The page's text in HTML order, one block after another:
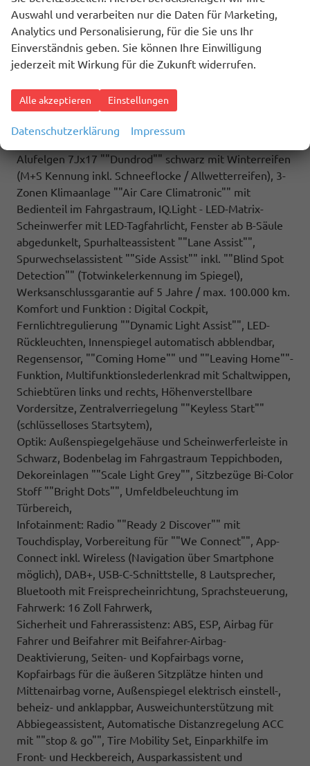
Multifunktionstisch/Mittelkonsole, Schiebefenster
sowie Zuziehhilfe in der Schiebetüre links und rechts,
(ZBR) 7 Sitzer: Sitzvariante 2-2-3 (Vis-a-Vis entgegen
der Fahrrichtung) inkl. 4 Armlehnen.
an Fahrzeugseite, Fahrzeugheck und im
Fahrzeuginnenraum, Fahrzeug 8-fach-bereift,
Leichtmetallräder 7,5J x 18 (Sport Edition Design TN28,
Alufelgen 7Jx17 ""Dundrod"" schwarz mit Winterreifen
(M+S Kennung inkl. Schneeflocke / Allwetterreifen), 3-
Zonen Klimaanlage ""Air Care Climatronic"" mit
Bedienteil im Fahrgastraum, IQ.Light - LED-Matrix-
Scheinwerfer mit LED-Tagfahrlicht, Fenster ab B-Säule
abgedunkelt, Spurhalteassistent ""Lane Assist"",
Spurwechselassistent ""Side Assist"" inkl. ""Blind Spot
Detection"" (Totwinkelerkennung im Spiegel),
Werksanschlussgarantie auf 5 Jahre / max. 100.000 km.
Komfort und Funktion : Digital Cockpit,
Fernlichtregulierung ""Dynamic Light Assist"", LED-
Rückleuchten, Innenspiegel automatisch abblendbar,
Regensensor, ""Coming Home"" und ""Leaving Home""-
Funktion, Multifunktionslederlenkrad mit Schaltwippen,
Schiebtüren links und rechts, Höhenverstellbare
Vordersitze, Zentralverriegelung ""Keyless Start""
(schlüsselloses Startsytem),
Optik: Außenspiegelgehäuse und Scheinwerferleiste in
Schwarz, Bodenbelag im Fahrgastraum Teppichboden,
Dekoreinlagen ""Scale Light Grey"", Sitzbezüge Bi-Color
Stoff ""Bright Dots"", Umfeldbeleuchtung im
Türbereich,
Infotainment: Radio ""Ready 2 Discover"" mit
Touchdisplay, Vorbereitung für ""We Connect"", App-
Connect inkl. Wireless (Navigation über Smartphone
möglich), DAB+, USB-C-Schnittstelle, 8 Lautsprecher,
Bluetooth mit Freisprecheinrichtung, Sprachsteuerung,
Fahrwerk: 16 Zoll Fahrwerk,
Sicherheit und Fahrerassistenz: ABS, ESP, Airbag für
Fahrer und Beifahrer mit Beifahrer-Airbag-
Deaktivierung, Seiten- und Kopfairbags vorne,
Kopfairbags für die äußeren Sitzplätze hinten und
Mittenairbag vorne, Außenspiegel elektrisch einstell-,
beheiz- und anklappbar, Ausweichunterstützung mit
Abbiegeassistent, Automatische Distanzregelung ACC
mit ""stop & go"", Tire Mobility Set, Einparkhilfe im
Front- und Heckbereich, Ausparkassistent und
Auswahl und verarbeiten nur die Daten für Marketing,
Analytics und Personalisierung, für die Sie uns Ihr
Einverständnis geben. Sie können Ihre Einwilligung
jederzeit mit Wirkung für die Zukunft widerrufen.
Alle akzeptieren Einstellungen
Datenschutzerklärung Impressum